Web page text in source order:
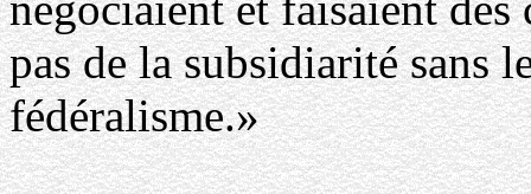
pas de la subsidiarité sans
fédéralisme.»